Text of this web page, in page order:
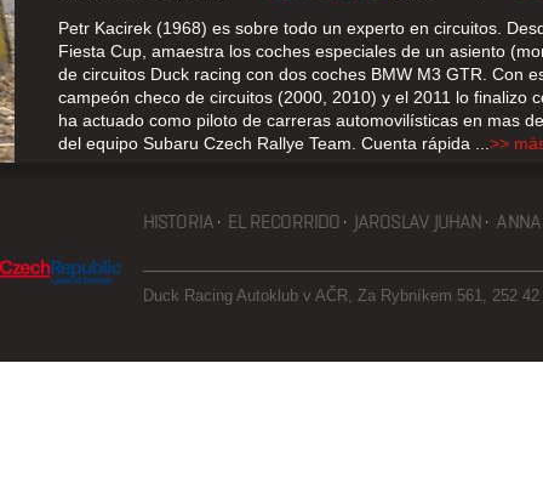
Petr Kacirek (1968) es sobre todo un experto en circuitos.
Fiesta Cup, amaestra los coches especiales de un asiento
de circuitos Duck racing con dos coches BMW M3 GTR. Con
campeón checo de circuitos (2000, 2010) y el 2011 lo finalizo
ha actuado como piloto de carreras automovilísticas en mas
del equipo Subaru Czech Rallye Team. Cuenta rápida ... >>
HISTORIA EL RECORRIDO JAROSLAV JUHAN ANNA
Duck Racing Autoklub v AČR, Za Rybníkem 561, 252